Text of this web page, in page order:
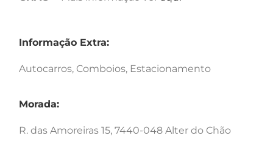
Informação Extra:
Autocarros, Comboios, Estacionamento
Morada:
R. das Amoreiras 15, 7440-048 Alter do Chão